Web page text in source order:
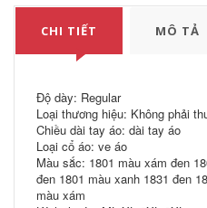
CHI TIẾT MÔ TẢ
Độ dày: Regular
Loại thương hiệu: Không phải
Chiều dài tay áo: dài tay áo
Loại cổ áo: ve áo
Màu sắc: 1801 màu xám đen
đen 1801 màu xanh 1831 đen
màu xám